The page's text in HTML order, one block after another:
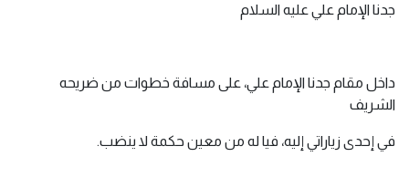
جدنا الإمام علي عليه السلام
داخل مقام جدنا الإمام علي، على مسافة خطوات من ضريحه
الشريف
في إحدى زياراتي إليه، فيا له من معين حكمة لا ينضب.